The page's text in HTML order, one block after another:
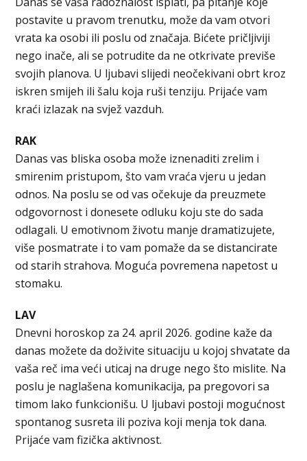
postavite u pravom trenutku, može da vam otvori
vrata ka osobi ili poslu od značaja. Bićete pričljiviji
nego inače, ali se potrudite da ne otkrivate previše
svojih planova. U ljubavi slijedi neočekivani obrt kroz
iskren smijeh ili šalu koja ruši tenziju. Prijaće vam
kraći izlazak na svjež vazduh.
RAK
Danas vas bliska osoba može iznenaditi zrelim i
smirenim pristupom, što vam vraća vjeru u jedan
odnos. Na poslu se od vas očekuje da preuzmete
odgovornost i donesete odluku koju ste do sada
odlagali. U emotivnom životu manje dramatizujete,
više posmatrate i to vam pomaže da se distancirate
od starih strahova. Moguća povremena napetost u
stomaku.
LAV
Dnevni horoskop za 24. april 2026. godine kaže da
danas možete da doživite situaciju u kojoj shvatate da
vaša reč ima veći uticaj na druge nego što mislite. Na
poslu je naglašena komunikacija, pa pregovori sa
timom lako funkcionišu. U ljubavi postoji mogućnost
spontanog susreta ili poziva koji menja tok dana.
Prijaće vam fizička aktivnost.